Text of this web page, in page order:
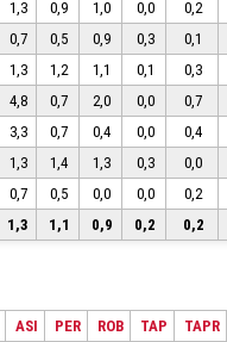
1,3 0,9 1,0 0,0 0,2
0,7 0,5 0,9 0,3 0,1
1,3 1,2 1,1 0,1 0,3
4,8 0,7 2,0 0,0 0,7
3,3 0,7 0,4 0,0 0,4
1,3 1,4 1,3 0,3 0,0
0,7 0,5 0,0 0,0 0,2
1,3 1,1 0,9 0,2 0,2
ASI PER ROB TAP TAPR